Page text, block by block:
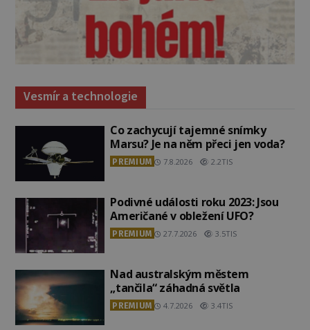
Vesmír a technologie
Co zachycují tajemné snímky
Marsu? Je na něm přeci jen voda?
PREMIUM 7.8.2026 2.2TIS
Podivné události roku 2023: Jsou
Američané v obležení UFO?
PREMIUM 27.7.2026 3.5TIS
Nad australským městem
„tančila“ záhadná světla
PREMIUM 4.7.2026 3.4TIS